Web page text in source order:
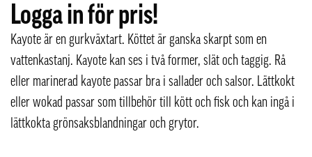
Logga in för pris!
Kayote är en gurkväxtart. Köttet är ganska skarpt som en
vattenkastanj. Kayote kan ses i två former, slät och taggig. Rå
eller marinerad kayote passar bra i sallader och salsor. Lättkokt
eller wokad passar som tillbehör till kött och fisk och kan ingå i
lättkokta grönsaksblandningar och grytor.